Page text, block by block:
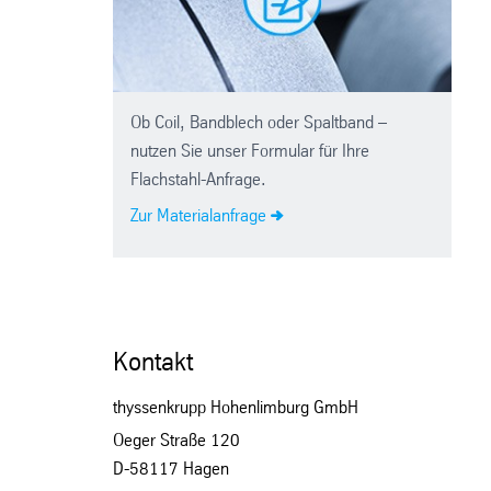
Ob Coil, Bandblech oder Spaltband –
nutzen Sie unser Formular für Ihre
Flachstahl-Anfrage.
Zur Materialanfrage
Kontakt
thyssenkrupp Hohenlimburg GmbH
Oeger Straße 120
D-58117 Hagen